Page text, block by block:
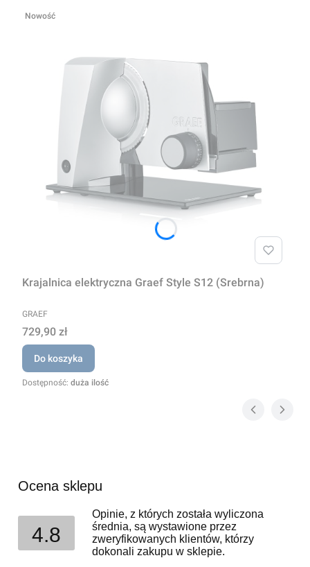
Nowość
Krajalnica elektryczna Graef Style S12 (Srebrna)
PRODUCENT
GRAEF
Cena
729,90 zł
Do koszyka
Dostępność: duża ilość
Ocena sklepu
4.8
Opinie, z których została wyliczona
średnia, są wystawione przez
zweryfikowanych klientów, którzy
dokonali zakupu w sklepie.